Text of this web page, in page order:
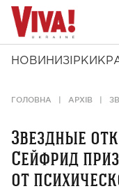
НОВИНИ ЗІРКИ
ГОЛОВНА АРХІВ
Звездные
Сейфрид
от